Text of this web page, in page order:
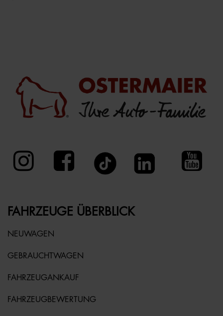
FAHRZEUGE ÜBERBLICK
NEUWAGEN
GEBRAUCHTWAGEN
FAHRZEUGANKAUF
FAHRZEUGBEWERTUNG